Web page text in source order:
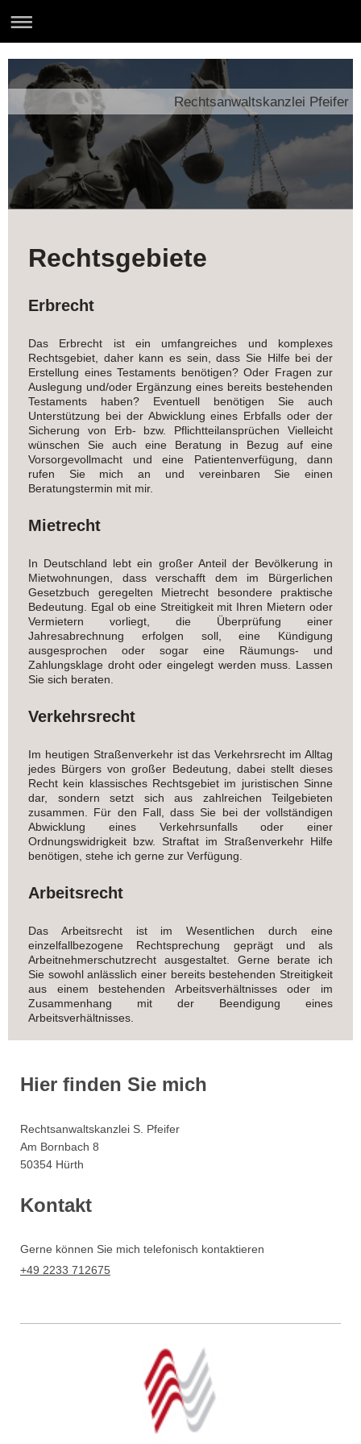
Rechtsanwaltskanzlei Pfeifer
Rechtsgebiete
Erbrecht
Das Erbrecht ist ein umfangreiches und komplexes
Rechtsgebiet, daher kann es sein, dass Sie Hilfe bei der
Erstellung eines Testaments benötigen? Oder Fragen zur
Auslegung und/oder Ergänzung eines bereits bestehenden
Testaments haben? Eventuell benötigen Sie auch
Unterstützung bei der Abwicklung eines Erbfalls oder der
Sicherung von Erb- bzw. Pflichtteilansprüchen Vielleicht
wünschen Sie auch eine Beratung in Bezug auf eine
Vorsorgevollmacht und eine Patientenverfügung, dann
rufen Sie mich an und vereinbaren Sie einen
Beratungstermin mit mir.
Mietrecht
In Deutschland lebt ein großer Anteil der Bevölkerung in
Mietwohnungen, dass verschafft dem im Bürgerlichen
Gesetzbuch geregelten Mietrecht besondere praktische
Bedeutung. Egal ob eine Streitigkeit mit Ihren Mietern oder
Vermietern vorliegt, die Überprüfung einer
Jahresabrechnung erfolgen soll, eine Kündigung
ausgesprochen oder sogar eine Räumungs- und
Zahlungsklage droht oder eingelegt werden muss. Lassen
Sie sich beraten.
Verkehrsrecht
Im heutigen Straßenverkehr ist das Verkehrsrecht im Alltag
jedes Bürgers von großer Bedeutung, dabei stellt dieses
Recht kein klassisches Rechtsgebiet im juristischen Sinne
dar, sondern setzt sich aus zahlreichen Teilgebieten
zusammen. Für den Fall, dass Sie bei der vollständigen
Abwicklung eines Verkehrsunfalls oder einer
Ordnungswidrigkeit bzw. Straftat im Straßenverkehr Hilfe
benötigen, stehe ich gerne zur Verfügung.
Arbeitsrecht
Das Arbeitsrecht ist im Wesentlichen durch eine
einzelfallbezogene Rechtsprechung geprägt und als
Arbeitnehmerschutzrecht ausgestaltet. Gerne berate ich
Sie sowohl anlässlich einer bereits bestehenden Streitigkeit
aus einem bestehenden Arbeitsverhältnisses oder im
Zusammenhang mit der Beendigung eines
Arbeitsverhältnisses.
Hier finden Sie mich
Rechtsanwaltskanzlei S. Pfeifer
Am Bornbach 8
50354 Hürth
Kontakt
Gerne können Sie mich telefonisch kontaktieren
+49 2233 712675